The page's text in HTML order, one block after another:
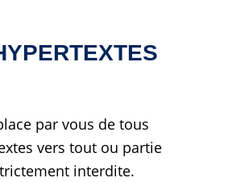
par vous de tous
vers tout ou partie
interdite.